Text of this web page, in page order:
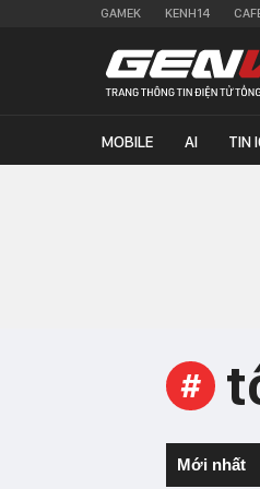
GAMEK KENH14
MOBILE AI TIN
#
Mới nhất